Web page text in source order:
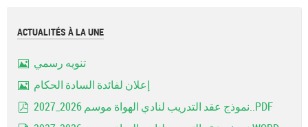
ACTUALITÉS À LA UNE
تنويه رسمي
إعلان لفائدة السادة الحكام
نموذج عقد التدريب لنادي الهواة موسم 2026_2027..PDF